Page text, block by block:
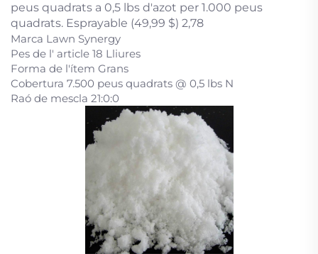
peus quadrats a 0,5 lbs d'azot per 1.000 peus
quadrats. Esprayable (49,99 $) 2,78
Marca Lawn Synergy
Pes de l' article 18 Lliures
Forma de l'ítem Grans
Cobertura 7.500 peus quadrats @ 0,5 lbs N
Raó de mescla 21:0:0